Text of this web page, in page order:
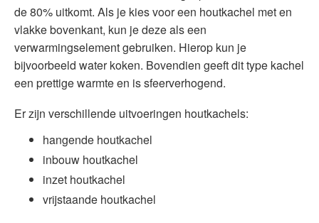
de 80% uitkomt. Als je kies voor een houtkachel met en
vlakke bovenkant, kun je deze als een
verwarmingselement gebruiken. Hierop kun je
bijvoorbeeld water koken. Bovendien geeft dit type kachel
een prettige warmte en is sfeerverhogend.
Er zijn verschillende uitvoeringen houtkachels:
hangende houtkachel
inbouw houtkachel
inzet houtkachel
vrijstaande houtkachel